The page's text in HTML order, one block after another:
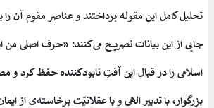
تحلیل کامل این مقوله پرداختند و عناصر مقوم آن را
جایی از این بیانات تصریح می‌کنند: «حرف اصلی من
اسلامی را در قبال این آفتِ نابودکننده حفظ کرد و
بزرگوار، با تدبیر الهی و با عقلانیّت برخاسته‌ی از